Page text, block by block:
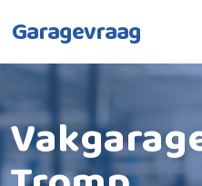
Garagevraag